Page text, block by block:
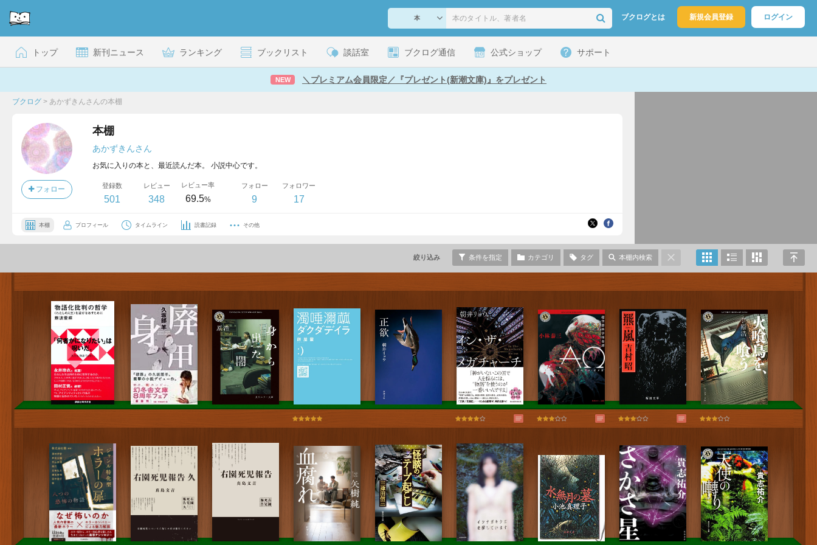
ブクログとは 新規会員登録 ログイン
トップ 新刊ニュース ランキング ブックリスト 談話室 ブクログ通信 公式ショップ サポート
NEW ＼プレミアム会員限定／『プレゼント(新潮文庫)』をプレゼント
ブクログ > あかずきんさんの本棚
フォロー
本棚
あかずきんさん
お気に入りの本と、最近読んだ本。 小説中心です。
登録数
501
レビュー
348
レビュー率
69.5%
フォロー
9
フォロワー
17
本棚 プロフィール タイムライン 読書記録 その他
絞り込み 条件を指定 カテゴリ タグ 本棚内検索